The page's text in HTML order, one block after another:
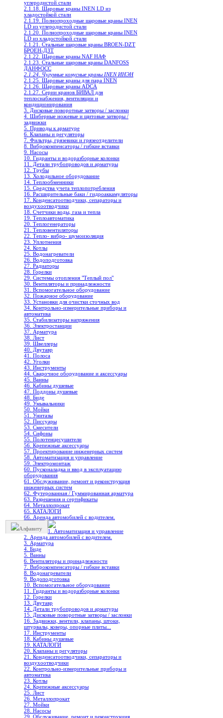
углеродистой стали
2.1.18. Шаровые краны INEN LD из
хладостойкой стали
2.1.19. Полнопроходные шаровые краны INEN
LD из углеродистой стали
2.1.20. Полнопроходные шаровые краны INEN
LD из хладостойкой стали
2.1.21. Стальные шаровые краны BROEN-DZT
БРОЕН-ДЗТ
2.1.22. Шаровые краны NAF НАФ
2.1.23. Стальные шаровые краны DANFOSS
ДАНФОСС
2.1.24. Чугунные конусные краны INEN ИНЭН
2.1.25. Шаровые краны для пара INEN
2.1.26. Шаровые краны ADCA
2.1.27. Серии кранов БИВАЛ для
теплоснабжения, вентиляции и
кондиционирования
3. Дисковые поворотные затворы / заслонки
4. Шиберные ножевые и щитовые затворы /
задвижки
5. Приводы к арматуре
6. Клапаны и регуляторы
7. Фильтры, грязевики и грязеотделители
8. Виброкомпенсаторы / гибкие вставки
9. Насосы
10. Гидранты и водоразборные колонки
11. Детали трубопроводов и арматуры
12. Трубы
13. Холодильное oборудование
14. Теплообменники
15. Средства учета теплопотребления
16. Расширительные баки / гидроаккамуляторы
17. Конденсатоотводчики, сепараторы и
воздухоотводчики
18. Счетчики воды, газа и тепла
19. Теплоавтоматика
20. Теплогенераторы
21. Тепловентиляторы
22. Тепло- вибро- шумоизоляция
23. Уплотнения
24. Котлы
25. Водонагреватели
26. Водоподготовка
27. Радиаторы
28. Горелки
29. Системы отопления "Теплый пол"
30. Вентиляторы и принадлежности
31. Вспомогательное оборудование
32. Пожарное оборудование
33. Установки для очистки сточных вод
34. Контрольно-измерительные приборы и
автоматика
35. Стабилизаторы напряжения
36. Электростанции
37. Арматура
38. Лист
39. Швеллеры
40. Двутавр
41. Полоса
42. Уголки
43. Инструменты
44. Сварочное оборудование и аксессуары
45. Ванны
46. Кабины душевые
47. Поддоны душевые
48. Биде
49. Умывальники
50. Мойки
51. Унитазы
52. Писсуары
53. Смесители
54. Сифоны
55. Полотенцесушители
56. Крепежные аксессуары
57. Проектирование инженерных систем
58. Автоматизация и управление
59. Электромонтаж
60. Пусконаладка и ввод в эксплуатацию
оборудования
61. Обслуживание, ремонт и реконструкция
инженерных систем
62. Футерованная / Гуммированная арматура
63. Разрешения и сертификаты
64. Металлопрокат
65. КАТАЛОГИ
66. Аренда автомобилей с водителем.
Алфавиту
1. Автоматизация и управление
2. Аренда автомобилей с водителем.
3. Арматура
4. Биде
5. Ванны
6. Вентиляторы и принадлежности
7. Виброкомпенсаторы / гибкие вставки
8. Водонагреватели
9. Водоподготовка
10. Вспомогательное оборудование
11. Гидранты и водоразборные колонки
12. Горелки
13. Двутавр
14. Детали трубопроводов и арматуры
15. Дисковые поворотные затворы / заслонки
16. Задвижки, вентили, клапаны, штоки,
штурвалы, коверы, опорные плиты...
17. Инструменты
18. Кабины душевые
19. КАТАЛОГИ
20. Клапаны и регуляторы
21. Конденсатоотводчики, сепараторы и
воздухоотводчики
22. Контрольно-измерительные приборы и
автоматика
23. Котлы
24. Крепежные аксессуары
25. Лист
26. Металлопрокат
27. Мойки
28. Насосы
29. Обслуживание, ремонт и реконструкция